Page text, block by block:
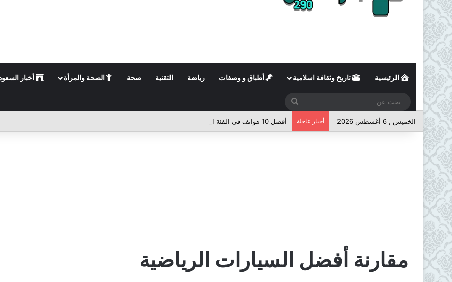
الرئيسية تاريخ وثقافة اسلامية أطباق و وصفات رياضة التقنية صحة الصحة والمرأة أخبار
عن
الخميس , 6 أغسطس 2026 أخبار عاجلة أفضل 10 هواتف في الفئة المتوسطة لعام 2026
مقارنة أفضل السيارات الرياضية